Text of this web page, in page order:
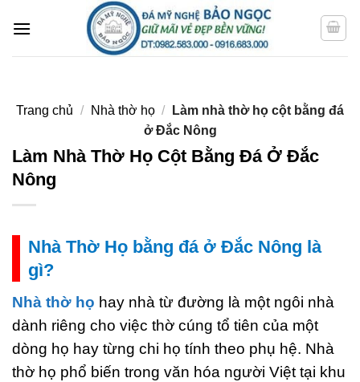
qua
Trang chủ / Nhà thờ họ /
Làm nhà thờ họ cột bằng đá
ở Đắc Nông
Làm Nhà Thờ Họ Cột Bằng Đá Ở Đắc
Nông
Nhà Thờ Họ bằng đá ở Đắc Nông là
gì?
Nhà thờ họ hay nhà từ đường là một ngôi nhà
dành riêng cho việc thờ cúng tổ tiên của một
dòng họ hay từng chi họ tính theo phụ hệ. Nhà
thờ họ phổ biến trong văn hóa người Việt tại khu